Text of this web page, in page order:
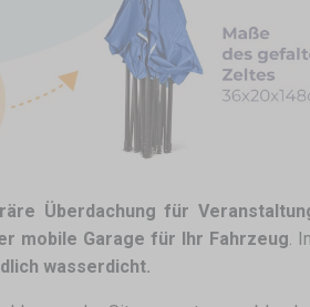
Überdachung für
mobile Garage für Ihr Fahrzeug.
wasserdicht.